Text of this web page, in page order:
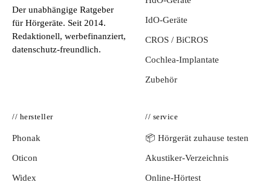
Der unabhängige Ratgeber
für Hörgeräte. Seit 2014.
Redaktionell, werbefinanziert,
datenschutz-freundlich.
IdO-Geräte
CROS / BiCROS
Cochlea-Implantate
Zubehör
// hersteller
Phonak
Oticon
Widex
// service
📦 Hörgerät zuhause testen
Akustiker-Verzeichnis
Online-Hörtest